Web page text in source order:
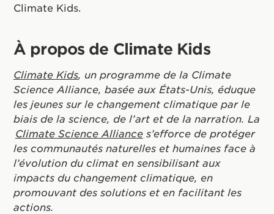
Climate Kids.
À propos de Climate Kids
Climate Kids, un programme de la Climate
Science Alliance, basée aux États-Unis, éduque
les jeunes sur le changement climatique par le
biais de la science, de l’art et de la narration. La
Climate Science Alliances’efforce de protéger
les communautés naturelles et humaines face à
l’évolution du climat en sensibilisant aux
impacts du changement climatique, en
promouvant des solutions et en facilitant les
actions.